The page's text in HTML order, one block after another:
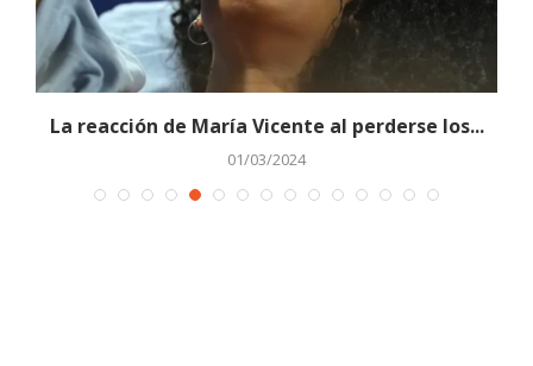
La reacción de María Vicente al perderse los...
01/03/2024